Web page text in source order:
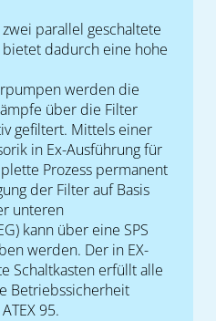
parallel geschaltete
dadurch eine hohe
werden die
über die Filter
gefiltert. Mittels einer
in Ex-Ausführung für
Prozess permanent
der Filter auf Basis
unteren
kann über eine SPS
werden. Der in EX-
Schaltkasten erfüllt alle
Betriebssicherheit
95.